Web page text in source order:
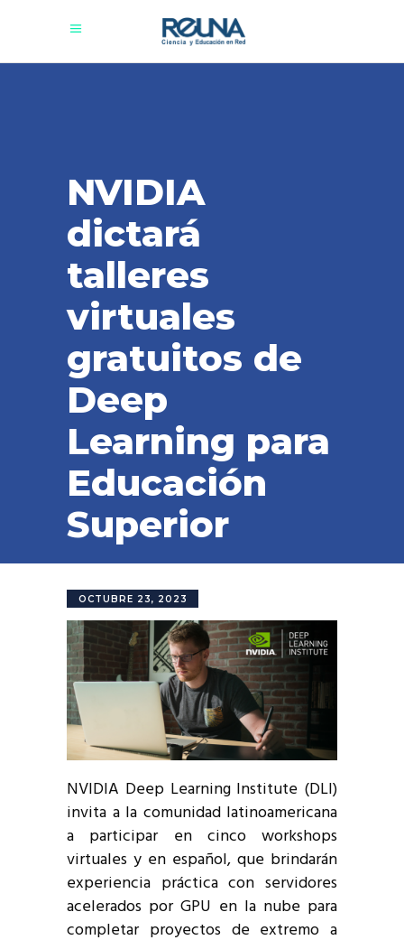
NVIDIA
dictará
talleres
virtuales
gratuitos de
Deep
Learning para
Educación
Superior
OCTUBRE 23, 2023
NVIDIA Deep Learning Institute (DLI)
invita a la comunidad latinoamericana
a participar en cinco workshops
virtuales y en español, que brindarán
experiencia práctica con servidores
acelerados por GPU en la nube para
completar proyectos de extremo a